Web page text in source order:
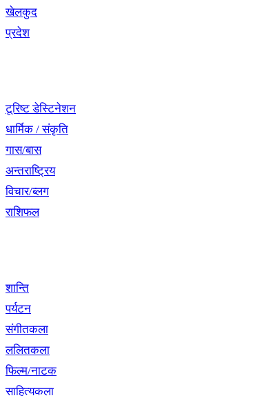
खेलकुद
प्रदेश
टूरिष्ट डेस्टिनेशन
धार्मिक / संकृति
गास/बास
अन्तराष्ट्रिय
विचार/ब्लग
राशिफल
शान्ति
पर्यटन
संगीतकला
ललितकला
फिल्म/नाटक
साहित्यकला